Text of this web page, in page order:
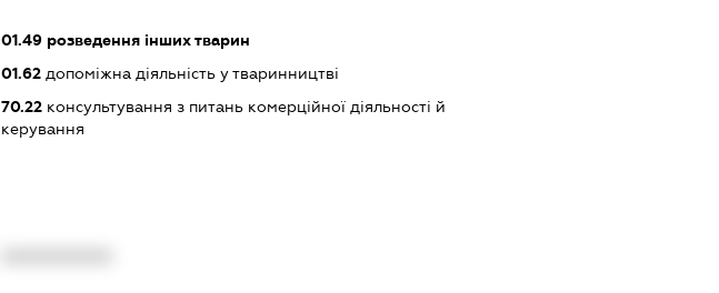
01.49розведення інших тварин
01.62допоміжна діяльність у тваринництві
70.22консультування з питань комерційної діяльності й
керування